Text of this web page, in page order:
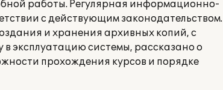
работы. Регулярная информационно-
с действующим законодательством.
и хранения архивных копий, с
эксплуатацию системы, рассказано о
прохождения курсов и порядке